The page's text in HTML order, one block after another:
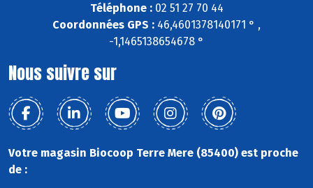
Téléphone :02 51 27 70 44
Coordonnées GPS : 46,4601378140171 ° ,
-1,1465138654678 °
Nous suivre sur
Votre magasin Biocoop Terre Mere (85400) est proche
de :